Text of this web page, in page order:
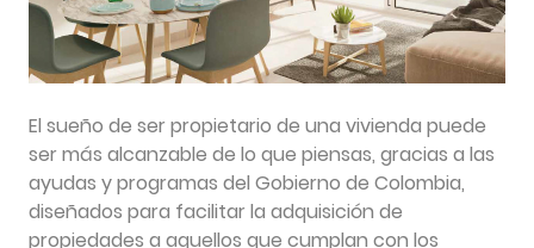
El sueño de ser propietario de una vivienda puede
ser más alcanzable de lo que piensas, gracias a las
ayudas y programas del Gobierno de Colombia,
diseñados para facilitar la adquisición de
propiedades a aquellos que cumplan con los